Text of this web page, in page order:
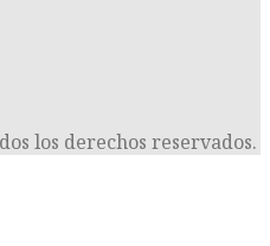
los derechos reservados.